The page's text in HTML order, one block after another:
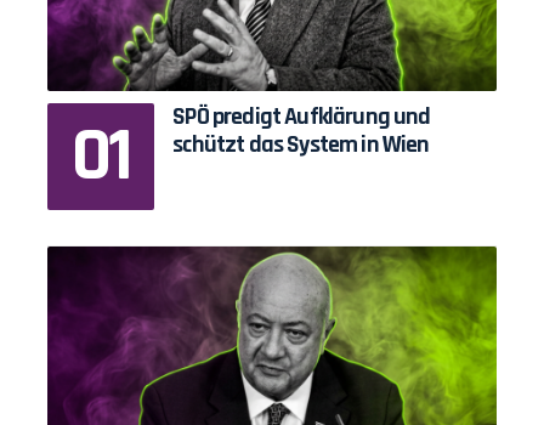
SPÖ predigt Aufklärung und
schützt das System in Wien